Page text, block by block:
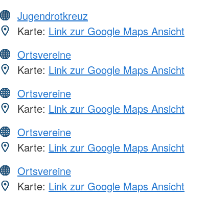
Jugendrotkreuz
Karte: Link zur Google Maps Ansicht
Ortsvereine
Karte: Link zur Google Maps Ansicht
Ortsvereine
Karte: Link zur Google Maps Ansicht
Ortsvereine
Karte: Link zur Google Maps Ansicht
Ortsvereine
Karte: Link zur Google Maps Ansicht